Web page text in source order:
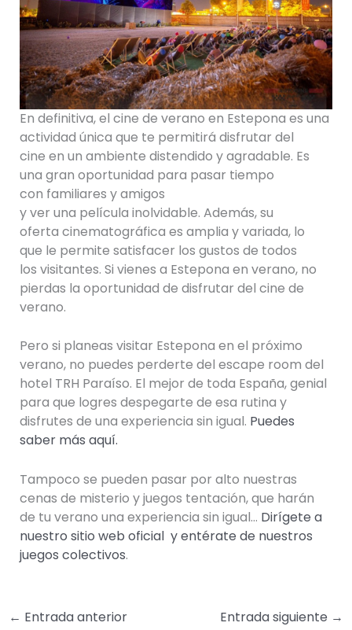
En definitiva, el cine de verano en Estepona es una
actividad única que te permitirá disfrutar del
cine en un ambiente distendido y agradable. Es
una gran oportunidad para pasar tiempo
con familiares y amigos
y ver una película inolvidable. Además, su
oferta cinematográfica es amplia y variada, lo
que le permite satisfacer los gustos de todos
los visitantes. Si vienes a Estepona en verano, no
pierdas la oportunidad de disfrutar del cine de
verano.
Pero si planeas visitar Estepona en el próximo
verano, no puedes perderte del escape room del
hotel TRH Paraíso. El mejor de toda España, genial
para que logres despegarte de esa rutina y
disfrutes de una experiencia sin igual. Puedes
saber más aquí.
Tampoco se pueden pasar por alto nuestras
cenas de misterio y juegos tentación, que harán
de tu verano una experiencia sin igual… Dirígete a
nuestro sitio web oficial y entérate de nuestros
juegos colectivos.
← Entrada anterior Entrada siguiente →